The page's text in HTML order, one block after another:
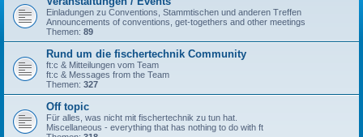
Einladungen zu Conventions, Stammtischen und anderen Treffen
Announcements of conventions, get-togethers and other meetings
Themen: 89
Rund um die fischertechnik Community
ft:c & Mitteilungen vom Team
ft:c & Messages from the Team
Themen: 327
Off topic
Für alles, was nicht mit fischertechnik zu tun hat.
Miscellaneous - everything that has nothing to do with ft